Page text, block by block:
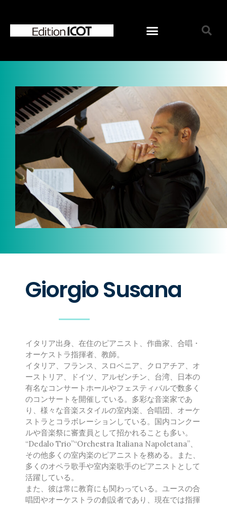
女声合唱曲
男声合唱曲
児童合唱曲
ソロ／重唱曲
シリーズで選ぶ
Ko Matsushita Choral Series
日本の作曲者
首藤健太郎
瑞慶覧尚子
高嶋みどり
田中達也
千原英喜
寺嶋陸也
なかにしあかね
新実徳英
松下 耕
松波千映子
松本望
丸尾喜久子
Giorgio Susana
イタリア出身、在住のピアニスト、作曲家、合唱・
オーケストラ指揮者、教師。
イタリア、フランス、スロベニア、クロアチア、オ
ーストリア、ドイツ、アルゼンチン、台湾、日本の
有名なコンサートホールやフェスティバルで数多く
のコンサートを開催している。多彩な音楽家であ
り、様々な音楽スタイルの室内楽、合唱団、オーケ
ストラとコラボレーションしている。国内コンクー
ルや音楽祭に審査員として招かれることも多い。
“Dedalo Trio”“Orchestra Italiana Napoletana”、
その他多くの室内楽のピアニストを務める。また、
多くのオペラ歌手や室内楽歌手のピアニストとして
活躍している。
また、彼は常に教育にも関わっている。ユースの合
唱団やオーケストラの創設者であり、現在では指揮